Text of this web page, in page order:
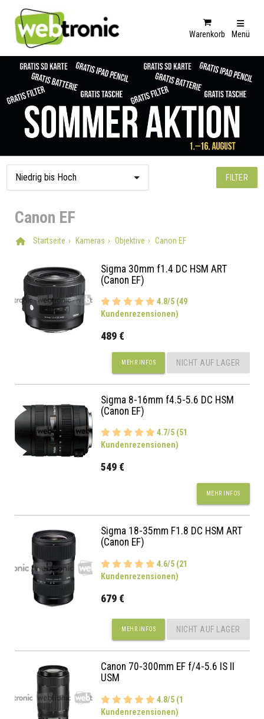
Warenkorb Menü
FILTER
Canon EF
Startseite Kameras Objektive Canon EF
Sigma 30mm f1.4 DC HSM ART
(Canon EF)
4.8/5 (49
Kundenrezensionen)
489 €
MEHR INFOS NICHT AUF LAGER
Sigma 8-16mm f4.5-5.6 DC HSM
(Canon EF)
4.7/5 (51
Kundenrezensionen)
549 €
MEHR INFOS
Sigma 18-35mm F1.8 DC HSM ART
(Canon EF)
4.6/5 (21
Kundenrezensionen)
679 €
MEHR INFOS NICHT AUF LAGER
Canon 70-300mm EF f/4-5.6 IS II
USM
4.8/5 (1
Kundenrezensionen)